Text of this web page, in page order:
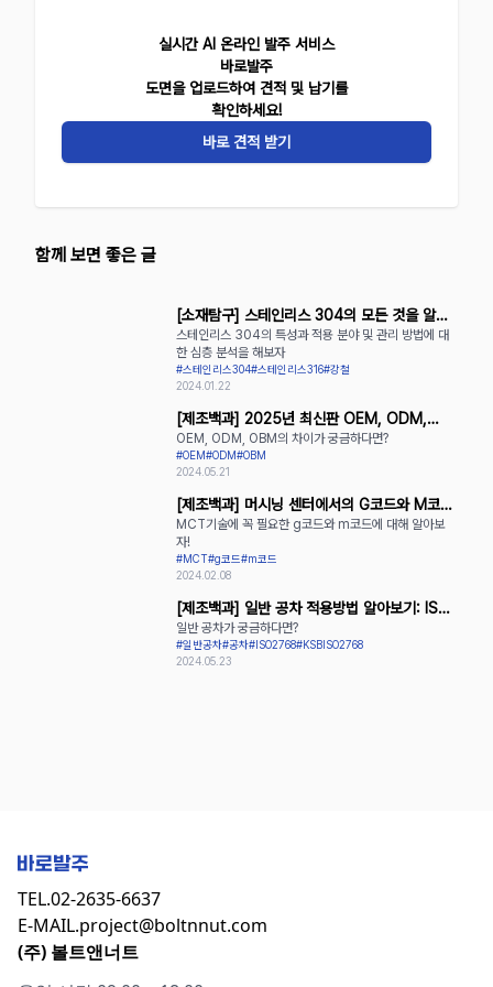
실시간 AI 온라인 발주 서비스
바로발주
도면을 업로드하여 견적 및 납기를
확인하세요!
바로 견적 받기
함께 보면 좋은 글
[소재탐구] 스테인리스 304의 모든 것을 알아
보자
스테인리스 304의 특성과 적용 분야 및 관리 방법에 대
한 심층 분석을 해보자
#스테인리스304#스테인리스316#강철
2024.01.22
[제조백과] 2025년 최신판 OEM, ODM,
OBM의 장단점 완벽 정리
OEM, ODM, OBM의 차이가 궁금하다면?
#OEM#ODM#OBM
2024.05.21
[제조백과] 머시닝 센터에서의 G코드와 M코드
활용
MCT기술에 꼭 필요한 g코드와 m코드에 대해 알아보
자!
#MCT#g코드#m코드
2024.02.08
[제조백과] 일반 공차 적용방법 알아보기: ISO
2768과 KS B ISO 2768
일반 공차가 궁금하다면?
#일반공차#공차#ISO2768#KSBISO2768
2024.05.23
TEL.02-2635-6637
E-MAIL.project@boltnnut.com
(주) 볼트앤너트